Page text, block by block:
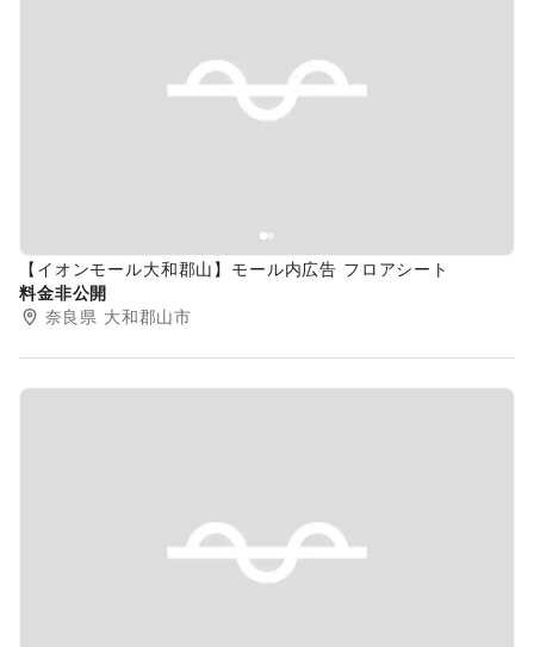
Previous slide
【イオンモール大和郡山】モール内広告 フロアシート
料金非公開
奈良県 大和郡山市
Previous slide